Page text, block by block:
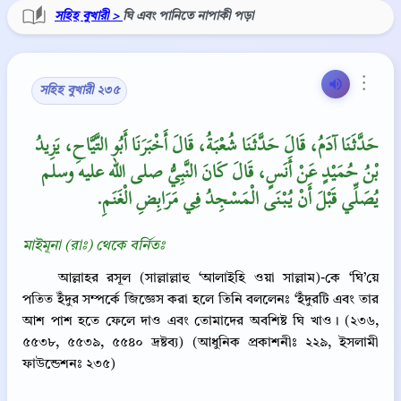
সহিহ বুখারী > ঘি এবং পানিতে নাপাকী পড়া
⋮
সহিহ বুখারী ২৩৫
حَدَّثَنَا آدَمُ، قَالَ حَدَّثَنَا شُعْبَةُ، قَالَ أَخْبَرَنَا أَبُو التَّيَّاحِ، يَزِيدُ
بْنُ حُمَيْدٍ عَنْ أَنَسٍ، قَالَ كَانَ النَّبِيُّ صلى الله عليه وسلم
يُصَلِّي قَبْلَ أَنْ يُبْنَى الْمَسْجِدُ فِي مَرَابِضِ الْغَنَمِ‏.‏
মাইমূনা (রাঃ) থেকে বর্নিতঃ
আল্লাহর রসূল (সাল্লাল্লাহু ‘আলাইহি ওয়া সাল্লাম)-কে ‘ঘি’য়ে
পতিত ইঁদুর সম্পর্কে জিজ্ঞেস করা হলে তিনি বললেনঃ ‘ইঁদুরটি এবং তার
আশ পাশ হতে ফেলে দাও এবং তোমাদের অবশিষ্ট ঘি খাও। (২৩৬,
৫৫৩৮, ৫৫৩৯, ৫৫৪০ দ্রষ্টব্য) (আধুনিক প্রকাশনীঃ ২২৯, ইসলামী
ফাউন্ডেশনঃ ২৩৫)